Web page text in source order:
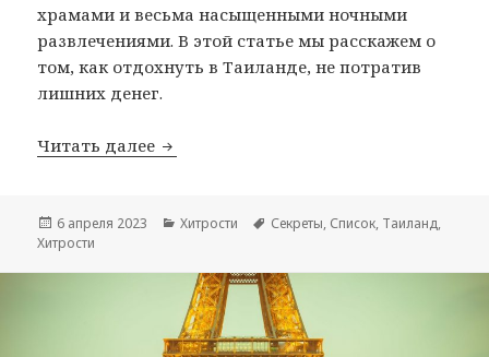
храмами и весьма насыщенными ночными
развлечениями. В этой статье мы расскажем о
том, как отдохнуть в Таиланде, не потратив
лишних денег.
Читать далее Хитрости экономного Таиланда
Опубликовано
6 апреля 2023 Рубрики
Хитрости Метки
Секреты, Список, Таиланд,
Хитрости